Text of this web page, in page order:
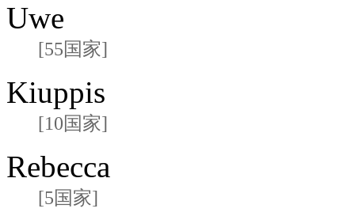
Uwe
[55国家]
Kiuppis
[10国家]
Rebecca
[5国家]